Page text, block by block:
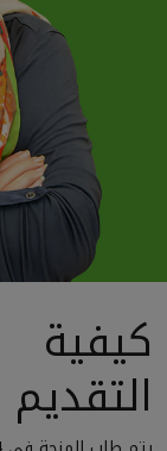
كيفية
التقديم